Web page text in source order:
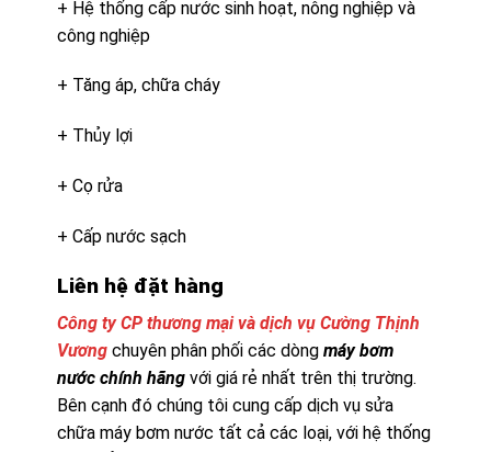
+ Hệ thống cấp nước sinh hoạt, nông nghiệp và
công nghiệp
+ Tăng áp, chữa cháy
+ Thủy lợi
+ Cọ rửa
+ Cấp nước sạch
Liên hệ đặt hàng
Công ty CP thương mại và dịch vụ Cường Thịnh
Vươngchuyên phân phối các dòng máy bơm
nước chính hãngvới giá rẻ nhất trên thị trường.
Bên cạnh đó chúng tôi cung cấp dịch vụ sửa
chữa máy bơm nước tất cả các loại, với hệ thống